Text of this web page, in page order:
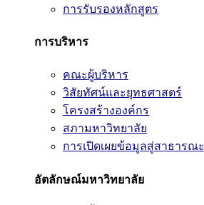
การรับรองหลักสูตร
การบริหาร
คณะผู้บริหาร
วิสัยทัศน์และยุทธศาสตร์
โครงสร้างองค์กร
สภามหาวิทยาลัย
การเปิดเผยข้อมูลสู่สาธารณะ
อัตลักษณ์มหาวิทยาลัย